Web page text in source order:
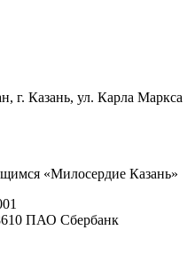
г. Казань, ул. Карла Маркса
«Милосердие Казань»
ПАО Сбербанк